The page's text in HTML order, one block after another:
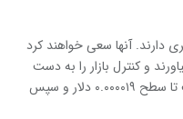
دارند. آنها سعی خواهند کرد
و کنترل بازار را به دست
بگیرند. اگر موفق شوند، این ارز ممکن است تا سطح ۰.۰۰۰۰۱۹ دلار و سپس